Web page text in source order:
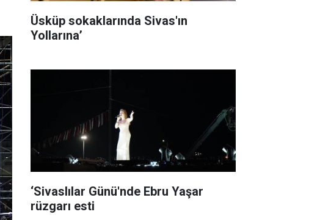
Üsküp sokaklarında Sivas'ın
Yollarına’
‘Sivaslılar Günü'nde Ebru Yaşar
rüzgarı esti